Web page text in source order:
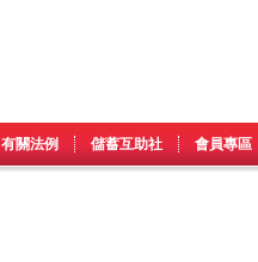
有關法例 儲蓄互助社 會員專區